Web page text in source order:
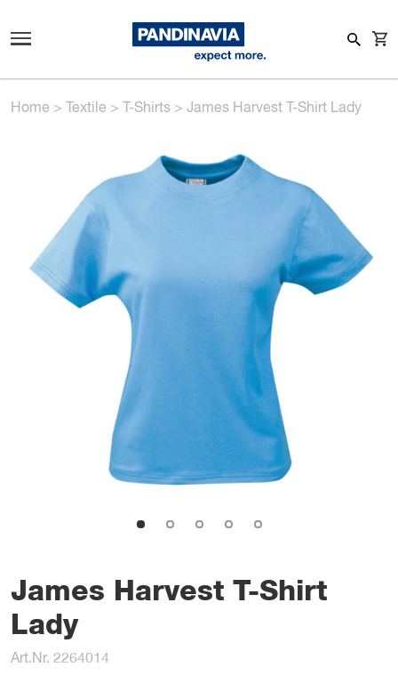
Home > Textile > T-Shirts > James Harvest T-Shirt Lady
James Harvest T-Shirt
Lady
Art.Nr. 2264014